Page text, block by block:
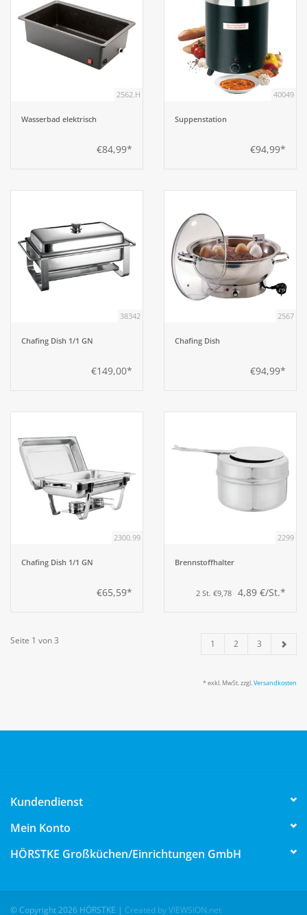
2562.H
Wasserbad elektrisch
€84,99*
40049
Suppenstation
€94,99*
38342
Chafing Dish 1/1 GN
€149,00*
2567
Chafing Dish
€94,99*
2300.99
Chafing Dish 1/1 GN
€65,59*
2299
Brennstoffhalter
2 St. €9,78 4,89 €/St.*
Seite 1 von 3 1 2 3
* exkl. MwSt. zzgl.Versandkosten
Kundendienst
Mein Konto
HÖRSTKE Großküchen/Einrichtungen GmbH
© Copyright 2026 HÖRSTKE | Created by VIEWSION.net